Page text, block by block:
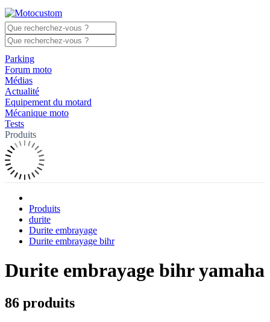
Parking
Forum moto
Médias
Actualité
Equipement du motard
Mécanique moto
Tests
Produits
Produits
durite
Durite embrayage
Durite embrayage bihr
Durite embrayage bihr yamaha
86 produits